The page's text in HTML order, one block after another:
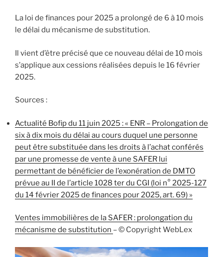
La loi de finances pour 2025 a prolongé de 6 à 10 mois
le délai du mécanisme de substitution.
Il vient d’être précisé que ce nouveau délai de 10 mois
s’applique aux cessions réalisées depuis le 16 février
2025.
Sources :
Actualité Bofip du 11 juin 2025 : « ENR – Prolongation de
six à dix mois du délai au cours duquel une personne
peut être substituée dans les droits à l’achat conférés
par une promesse de vente à une SAFER lui
permettant de bénéficier de l’exonération de DMTO
prévue au II de l’article 1028 ter du CGI (loi n° 2025-127
du 14 février 2025 de finances pour 2025, art. 69) »
Ventes immobilières de la SAFER : prolongation du
mécanisme de substitution – © Copyright WebLex